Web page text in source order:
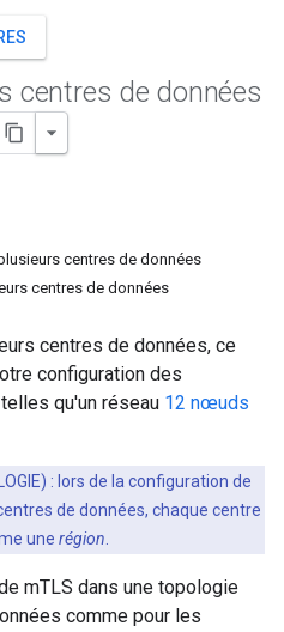
centres de données
centres de données
centres de données
centres de données, ce
configuration des
qu'un réseau 12 nœuds
: lors de la configuration de
de données, chaque centre
une région
mTLS dans une topologie
comme pour les